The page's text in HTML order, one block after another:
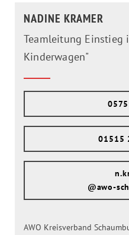
NADINE KRAMER
Teamleitung Einstieg
Kinderwagen"
01515
@awo-
AWO Kreisverband